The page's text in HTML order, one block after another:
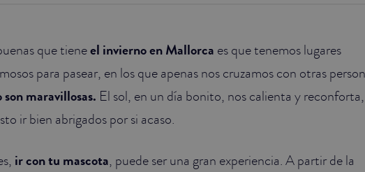
que tieneel invierno en Mallorca es que tenemos lugares
para pasear, en los que apenas nos cruzamos con otras
maravillosas. El sol, en un día bonito, nos calienta y
ir bien abrigados por si acaso.
ir con tu mascota, puede ser una gran experiencia. A partir de la